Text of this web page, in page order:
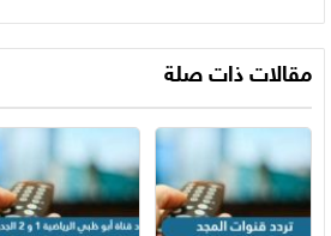
مقالات ذات صلة